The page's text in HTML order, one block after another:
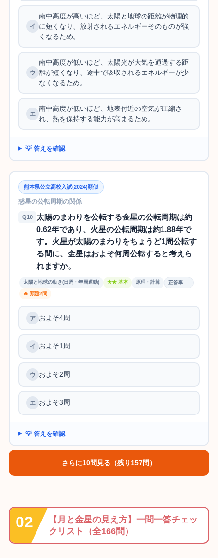
南中高度が高いほど、太陽と地球の距離が物理的
に短くなり、放射されるエネルギーそのものが強
くなるため。
南中高度が低いほど、太陽光が大気を通過する距
離が短くなり、途中で吸収されるエネルギーが少
なくなるため。
南中高度が低いほど、地表付近の空気が圧縮さ
れ、熱を保持する能力が高まるため。
💡 答えを確認
熊本県公立高校入試(2024)類似
惑星の公転周期の関係
Q10
太陽のまわりを公転する金星の公転周期は約
0.62年であり、火星の公転周期は約1.88年で
す。火星が太陽のまわりをちょうど1周公転す
る間に、金星はおよそ何周公転すると考えら
れますか。
太陽と地球の動き(日周・年周運動) ★★ 基本 原理・計算 正答率 —
🔥 類題2問
およそ4周
およそ1周
およそ2周
およそ3周
💡 答えを確認
さらに10問見る（残り157問）
【月と金星の見え方】一問一答チェッ
クリスト（全166問）